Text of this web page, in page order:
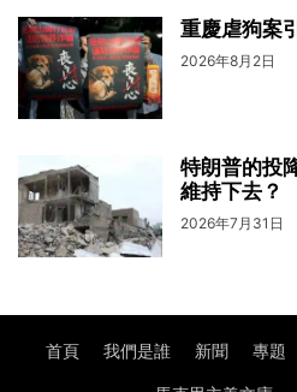
重慶虐狗案
2026年8月2日
特朗普的投
維持下去？
2026年7月31日
首頁 我們是誰 新聞 專題